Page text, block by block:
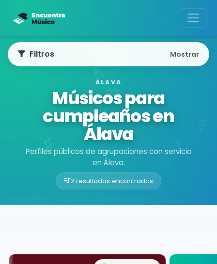
ÁLAVA
Músicos para
cumpleaños en
Álava
Perfiles públicos de agrupaciones con servicio
en Álava.
2 resultados encontrados
Buscador de músicos
Filtros Mostrar